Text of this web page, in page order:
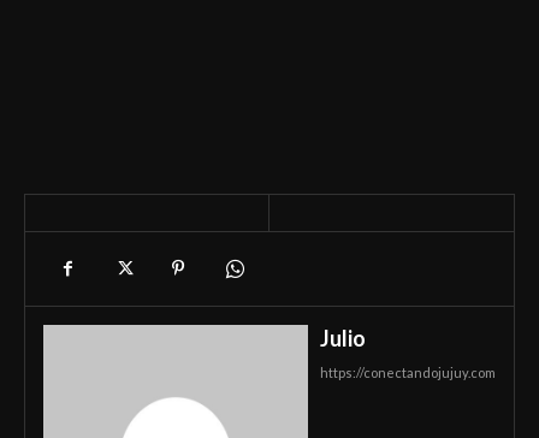
Julio
https://conectandojujuy.com